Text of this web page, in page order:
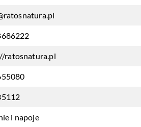
ratosnatura.pl
i napoje